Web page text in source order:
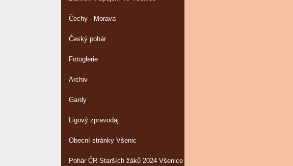
Čechy - Morava
Český pohár
Fotoglerie
Archiv
Gardy
Ligový zpravodaj
Obecní stránky Všenic
Pohár ČR Starších žáků 2024 Všenice